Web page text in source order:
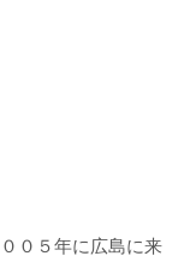
０５年に広島に来